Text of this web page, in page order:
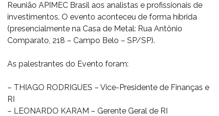
Reunião APIMEC Brasil aos analistas e profissionais de
investimentos. O evento aconteceu de forma híbrida
(presencialmente na Casa de Metal: Rua Antônio
Comparato, 218 – Campo Belo – SP/SP).
As palestrantes do Evento foram:
– THIAGO RODRIGUES – Vice-Presidente de Finanças e
RI
– LEONARDO KARAM – Gerente Geral de RI